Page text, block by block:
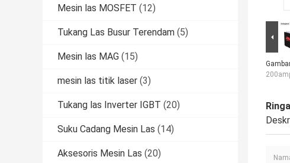
Mesin las MOSFET (12)
Tukang Las Busur Terendam (5)
Mesin las MAG (15)
mesin las titik laser (3)
Tukang las Inverter IGBT (20)
Suku Cadang Mesin Las (14)
Aksesoris Mesin Las (20)